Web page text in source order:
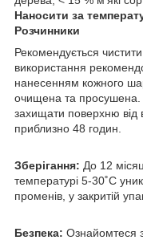
Наносити за
Рекомендується
використання
нанесенням кожного
очищена та просушена.
захищати поверхню від
приблизно 48 годин.
Зберігання: До 12
температурі 5-30˚C
променів, у закритій
Безпека: Ознайомтеся